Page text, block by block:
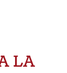
LA